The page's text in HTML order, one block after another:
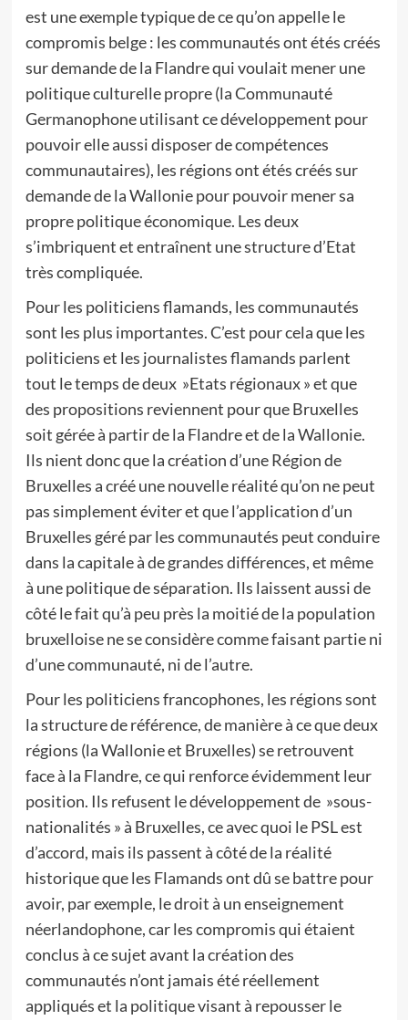
est une exemple typique de ce qu’on appelle le
compromis belge : les communautés ont étés créés
sur demande de la Flandre qui voulait mener une
politique culturelle propre (la Communauté
Germanophone utilisant ce développement pour
pouvoir elle aussi disposer de compétences
communautaires), les régions ont étés créés sur
demande de la Wallonie pour pouvoir mener sa
propre politique économique. Les deux
s’imbriquent et entraînent une structure d’Etat
très compliquée.
Pour les politiciens flamands, les communautés
sont les plus importantes. C’est pour cela que les
politiciens et les journalistes flamands parlent
tout le temps de deux »Etats régionaux » et que
des propositions reviennent pour que Bruxelles
soit gérée à partir de la Flandre et de la Wallonie.
Ils nient donc que la création d’une Région de
Bruxelles a créé une nouvelle réalité qu’on ne peut
pas simplement éviter et que l’application d’un
Bruxelles géré par les communautés peut conduire
dans la capitale à de grandes différences, et même
à une politique de séparation. Ils laissent aussi de
côté le fait qu’à peu près la moitié de la population
bruxelloise ne se considère comme faisant partie ni
d’une communauté, ni de l’autre.
Pour les politiciens francophones, les régions sont
la structure de référence, de manière à ce que deux
régions (la Wallonie et Bruxelles) se retrouvent
face à la Flandre, ce qui renforce évidemment leur
position. Ils refusent le développement de »sous-
nationalités » à Bruxelles, ce avec quoi le PSL est
d’accord, mais ils passent à côté de la réalité
historique que les Flamands ont dû se battre pour
avoir, par exemple, le droit à un enseignement
néerlandophone, car les compromis qui étaient
conclus à ce sujet avant la création des
communautés n’ont jamais été réellement
appliqués et la politique visant à repousser le